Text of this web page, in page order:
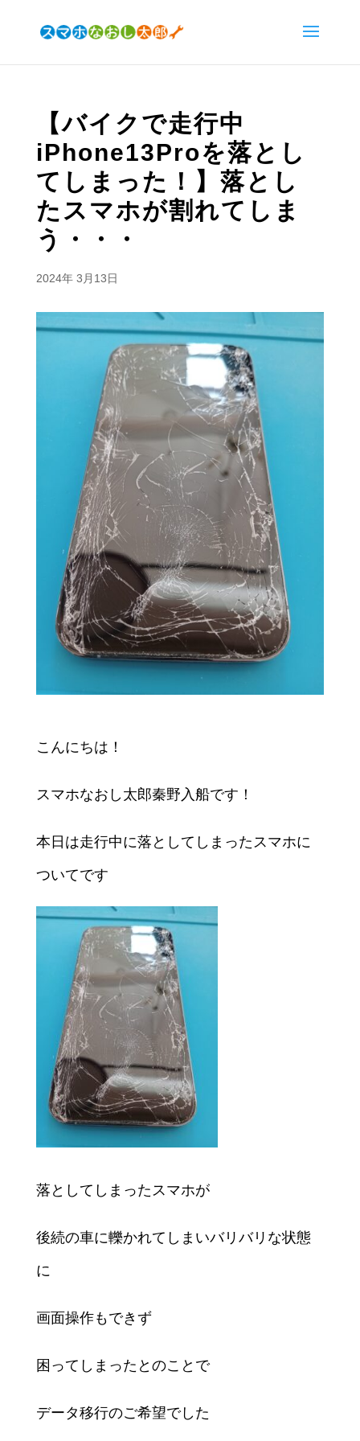
【バイクで走行中
iPhone13Proを落とし
てしまった！】落とし
たスマホが割れてしま
う・・・
2024年 3月13日
こんにちは！
スマホなおし太郎秦野入船です！
本日は走行中に落としてしまったスマホに
ついてです
落としてしまったスマホが
後続の車に轢かれてしまいバリバリな状態
に
画面操作もできず
困ってしまったとのことで
データ移行のご希望でした